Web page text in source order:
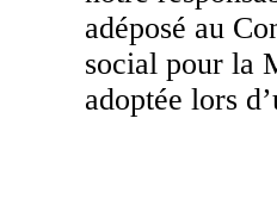
adéposé au
social pour la
adoptée lors